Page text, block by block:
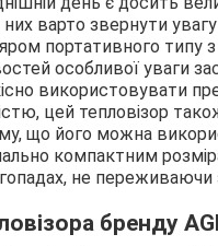
варто звернути
портативного
особливої уваги
використовувати
цей тепловізор
що його можна
компактним
не
бренду